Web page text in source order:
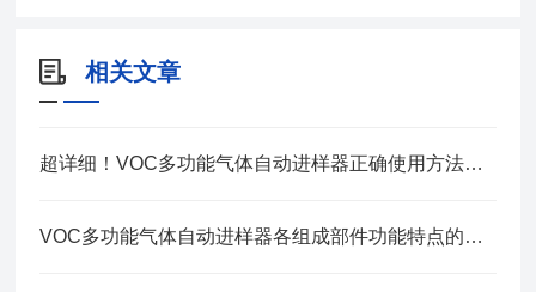
相关文章
超详细！VOC多功能气体自动进样器正确使用方法大公开
VOC多功能气体自动进样器各组成部件功能特点的专业阐释与分享